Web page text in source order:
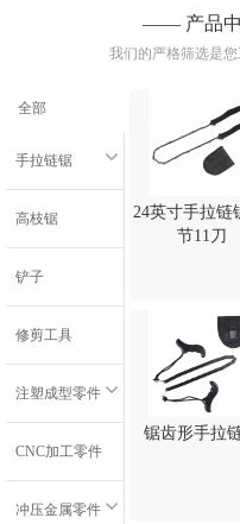
—— 产品
我们的严格筛选是
全部
手拉链锯
高枝锯
铲子
修剪工具
注塑成型零件
CNC加工零件
冲压金属零件
24英寸手拉链
节11刀
锯齿形手拉